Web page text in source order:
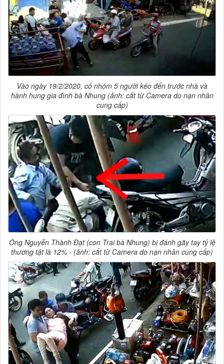
Vào ngày 19/2/2020, có nhóm 5 người kéo đến trước nhà và
hành hung gia đình bà Nhung (ảnh: cắt từ Camera do nạn nhân
cung cấp)
Ông Nguyễn Thành Đạt (con Trai bà Nhung) bị đánh gãy tay tỷ lệ
thương tật là 12% - (ảnh: cắt từ Camera do nạn nhân cung cấp)